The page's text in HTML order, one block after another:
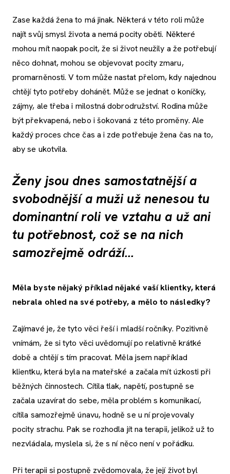
Zase každá žena to má jinak. Některá v této roli může
najít svůj smysl života a nemá pocity oběti. Některé
mohou mít naopak pocit, že si život neužily a že potřebují
něco dohnat, mohou se objevovat pocity zmaru,
promarněnosti. V tom může nastat přelom, kdy najednou
chtějí tyto potřeby dohánět. Může se jednat o koníčky,
zájmy, ale třeba i milostná dobrodružství. Rodina může
být překvapená, nebo i šokovaná z této proměny. Ale
každý proces chce čas a i zde potřebuje žena čas na to,
aby se ukotvila.
Ženy jsou dnes samostatnější a
svobodnější a muži už nenesou tu
dominantní roli ve vztahu a už ani
tu potřebnost, což se na nich
samozřejmě odráží...
Měla byste nějaký příklad nějaké vaší klientky, která
nebrala ohled na své potřeby, a mělo to následky?
Zajímavé je, že tyto věci řeší i mladší ročníky. Pozitivně
vnímám, že si tyto věci uvědomují po relativně krátké
době a chtějí s tím pracovat. Měla jsem například
klientku, která byla na mateřské a začala mít úzkosti při
běžných činnostech. Cítila tlak, napětí, postupně se
začala uzavírat do sebe, měla problém s komunikací,
cítila samozřejmě únavu, hodně se u ní projevovaly
pocity strachu. Pak se rozhodla jít na terapii, jelikož už to
nezvládala, myslela si, že s ní něco není v pořádku.
Při terapii si postupně zvědomovala, že její život byl